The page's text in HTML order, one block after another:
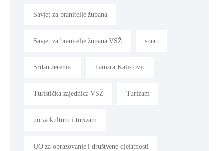
Savjet za branitelje župana
Savjet za branitelje župana VSŽ sport
Srđan Jeremić Tamara Kalistović
Turistička zajednica VSŽ Turizam
uo za kulturu i turizam
UO za obrazovanje i društvene djelatnosti